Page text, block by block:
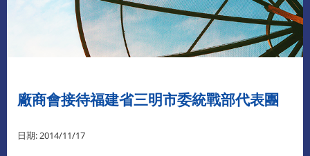
廠商會接待福建省三明市委統戰部代表團
日期: 2014/11/17